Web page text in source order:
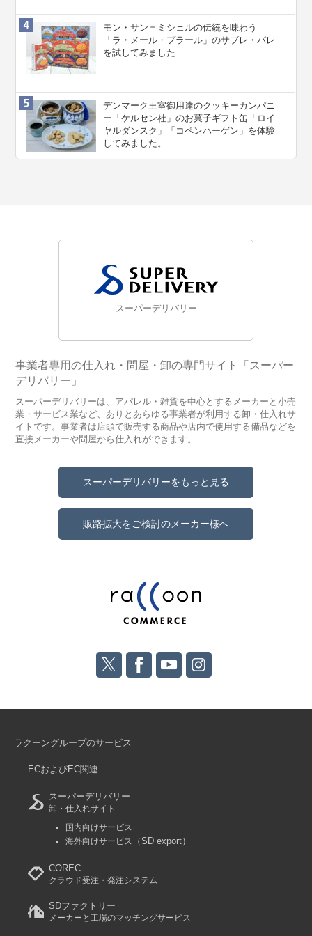
モン・サン＝ミシェルの伝統を味わう
「ラ・メール・プラール」のサブレ・パレ
を試してみました
デンマーク王室御用達のクッキーカンパニ
ー「ケルセン社」のお菓子ギフト缶「ロイ
ヤルダンスク」「コペンハーゲン」を体験
してみました。
スーパーデリバリー
事業者専用の仕入れ・問屋・卸の専門サイト「スーパー
デリバリー」
スーパーデリバリーは、アパレル・雑貨を中心とするメーカーと小売
業・サービス業など、ありとあらゆる事業者が利用する卸・仕入れサ
イトです。事業者は店頭で販売する商品や店内で使用する備品などを
直接メーカーや問屋から仕入れができます。
スーパーデリバリーをもっと見る
販路拡大をご検討のメーカー様へ
ラクーングループのサービス
ECおよびEC関連
スーパーデリバリー
卸・仕入れサイト
国内向けサービス
海外向けサービス
（SD export）
COREC
クラウド受注・発注システム
SDファクトリー
メーカーと工場のマッチングサービス